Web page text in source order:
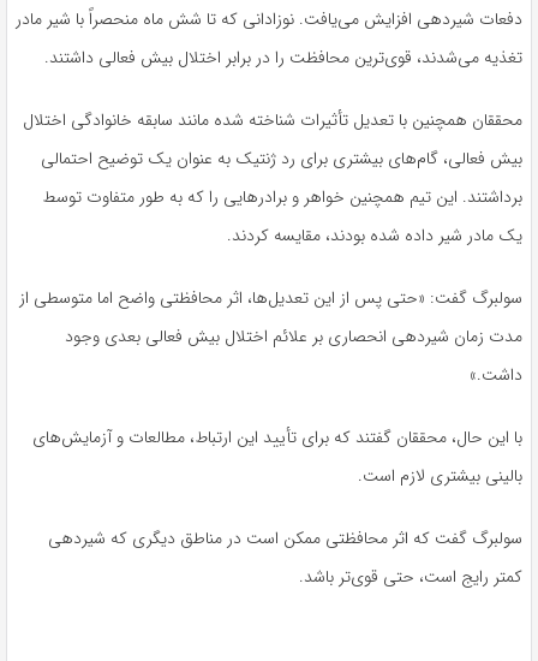
دفعات شیردهی افزایش می‌یافت. نوزادانی که تا شش ماه منحصراً با شیر مادر
تغذیه می‌شدند، قوی‌ترین محافظت را در برابر اختلال بیش فعالی داشتند.
محققان همچنین با تعدیل تأثیرات شناخته شده مانند سابقه خانوادگی اختلال
بیش فعالی، گام‌های بیشتری برای رد ژنتیک به عنوان یک توضیح احتمالی
برداشتند. این تیم همچنین خواهر و برادرهایی را که به طور متفاوت توسط
یک مادر شیر داده شده بودند، مقایسه کردند.
سولبرگ گفت: «حتی پس از این تعدیل‌ها، اثر محافظتی واضح اما متوسطی از
مدت زمان شیردهی انحصاری بر علائم اختلال بیش فعالی بعدی وجود
داشت.»
با این حال، محققان گفتند که برای تأیید این ارتباط، مطالعات و آزمایش‌های
بالینی بیشتری لازم است.
سولبرگ گفت که اثر محافظتی ممکن است در مناطق دیگری که شیردهی
کمتر رایج است، حتی قوی‌تر باشد.